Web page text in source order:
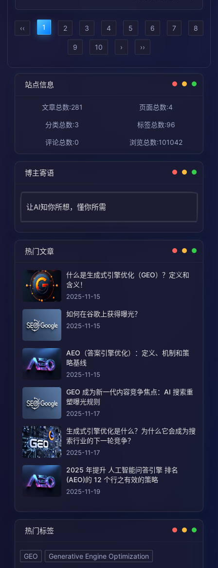
‹‹ 1 2 3 4 5 6 7 8
9 10 › ››
站点信息
文章总数:281 页面总数:4
分类总数:3 标签总数:96
评论总数:0 浏览总数:101042
博主寄语
让AI知你所想，懂你所需
热门文章
什么是生成式引擎优化（GEO）？定义和
含义！
2025-11-15
如何在谷歌上获得曝光？
2025-11-15
AEO（答案引擎优化）：定义、机制和策
略基线
2025-11-15
GEO 成为新一代内容竞争焦点：AI 搜索重
塑曝光规则
2025-11-17
生成式引擎优化是什么？为什么它会成为搜
索行业的下一轮竞争？
2025-11-17
2025 年提升 人工智能问答引擎 排名
(AEO)的 12 个行之有效的策略
2025-11-19
热门标签
GEO Generative Engine Optimization